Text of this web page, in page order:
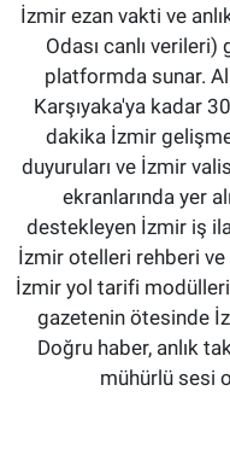
İzmir ezan vakti ve
Odası canlı
platformda sunar.
Karşıyaka'ya kadar
dakika İzmir
duyuruları ve İzmir
ekranlarında yer
destekleyen İzmir iş
İzmir otelleri rehberi
İzmir yol tarifi
gazetenin ötesinde
Doğru haber, anlık
mühürlü sesi